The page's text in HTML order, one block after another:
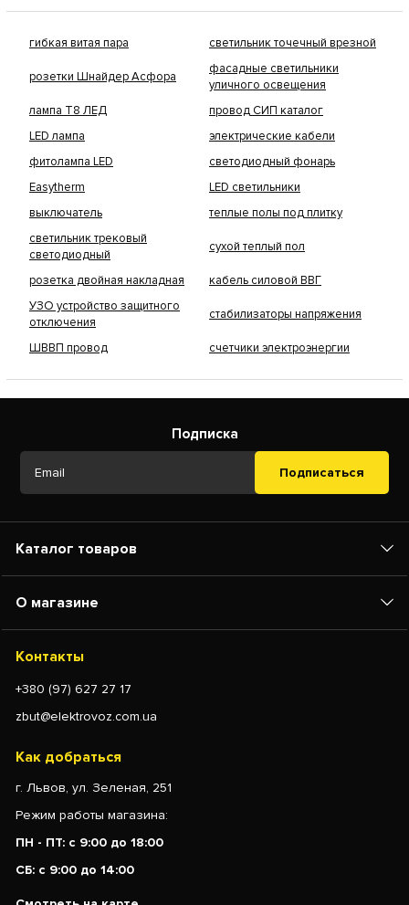
гибкая витая пара светильник точечный врезной
розетки Шнайдер Асфора
фасадные светильники
уличного освещения
лампа Т8 ЛЕД
провод СИП каталог
LED лампа
электрические кабели
фитолампа LED
светодиодный фонарь
Easytherm
LED светильники
выключатель
теплые полы под плитку
светильник трековый
светодиодный
сухой теплый пол
розетка двойная накладная
кабель силовой ВВГ
УЗО устройство защитного
отключения
стабилизаторы напряжения
ШВВП провод счетчики электроэнергии
Подписка
Подписаться
Каталог товаров
О магазине
Контакты
+380 (97) 627 27 17
zbut@elektrovoz.com.ua
Как добраться
г. Львов, ул. Зеленая, 251
Режим работы магазина:
ПН - ПТ: с 9:00 до 18:00
СБ: с 9:00 до 14:00